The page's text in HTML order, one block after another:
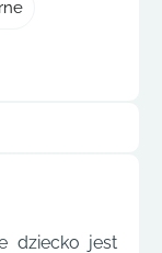
dziecko jest